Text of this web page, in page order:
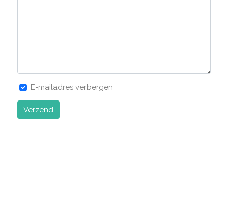
E-mailadres verbergen
Verzend